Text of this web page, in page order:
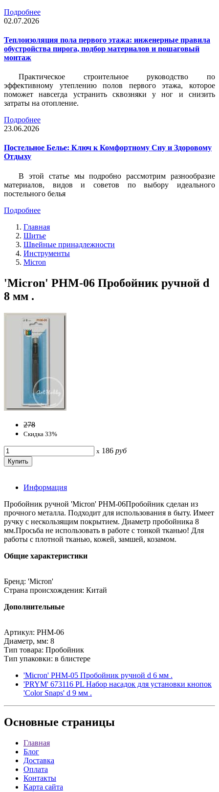
Подробнее
02.07.2026
Теплоизоляция пола первого этажа: инженерные правила
обустройства пирога, подбор материалов и пошаговый
монтаж
Практическое строительное руководство по
эффективному утеплению полов первого этажа, которое
поможет навсегда устранить сквозняки у ног и снизить
затраты на отопление.
Подробнее
23.06.2026
Постельное Белье: Ключ к Комфортному Сну и Здоровому
Отдыху
В этой статье мы подробно рассмотрим разнообразие
материалов, видов и советов по выбору идеального
постельного белья
Подробнее
Главная
Шитье
Швейные принадлежности
Инструменты
Micron
'Micron' PHM-06 Пробойник ручной d
8 мм .
278
Скидка 33%
x 186 руб
Информация
Пробойник ручной 'Micron' PHM-06Пробойник сделан из
прочного металла. Подходит для использования в быту. Имеет
ручку с нескользящим покрытием. Диаметр пробойника 8
мм.Просьба не использовать в работе с тонкой тканью! Для
работы с плотной тканью, кожей, замшей, козамом.
Общие характеристики
Бренд: 'Micron'
Страна происхождения: Китай
Дополнительные
Артикул: PHM-06
Диаметр, мм: 8
Тип товара: Пробойник
Тип упаковки: в блистере
'Micron' PHM-05 Пробойник ручной d 6 мм .
'PRYM' 673116 PL Набор насадок для установки кнопок
'Color Snaps' d 9 мм .
Основные страницы
Главная
Блог
Доставка
Оплата
Контакты
Карта сайта